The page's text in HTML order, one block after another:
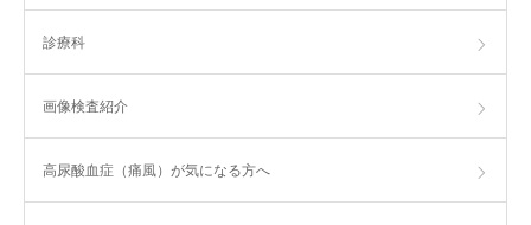
診療科
画像検査紹介
高尿酸血症（痛風）が気になる方へ